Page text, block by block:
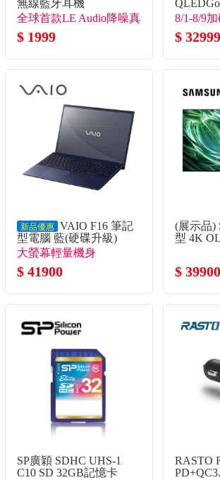
無線藍牙耳機
全球首款LE Audio降噪真
無線
$ 1999
網顯示器
8/1-8/9
烤箱(市
$ 32999
新品優惠 VAIO F16 筆記
型電腦 藍(硬碟升級)
(Core5-120U/16G/1TB
SSD/W11P)
大螢幕輕量機身
$ 41900
(展示品)
型 4K
$ 39900
SP廣穎 SDHC UHS-1
C10 SD 32GB記憶卡
RASTO